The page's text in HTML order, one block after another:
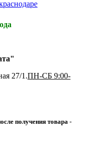
27/1.ПН-СБ 9:00-
осле получения товара -